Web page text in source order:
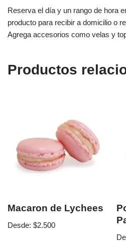
Reserva el día y un rango de hora
producto para recibir a domicilio o
Agrega accesorios como velas y
Productos
Macaron de Lychees
Desde: $2.500